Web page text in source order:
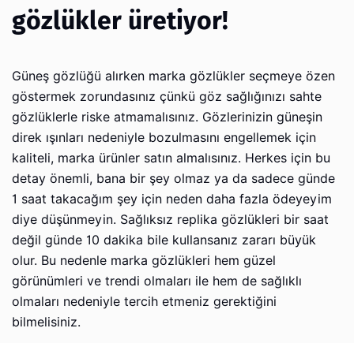
gözlükler üretiyor!
Güneş gözlüğü alırken marka gözlükler seçmeye özen
göstermek zorundasınız çünkü göz sağlığınızı sahte
gözlüklerle riske atmamalısınız. Gözlerinizin güneşin
direk ışınları nedeniyle bozulmasını engellemek için
kaliteli, marka ürünler satın almalısınız. Herkes için bu
detay önemli, bana bir şey olmaz ya da sadece günde
1 saat takacağım şey için neden daha fazla ödeyeyim
diye düşünmeyin. Sağlıksız replika gözlükleri bir saat
değil günde 10 dakika bile kullansanız zararı büyük
olur. Bu nedenle marka gözlükleri hem güzel
görünümleri ve trendi olmaları ile hem de sağlıklı
olmaları nedeniyle tercih etmeniz gerektiğini
bilmelisiniz.